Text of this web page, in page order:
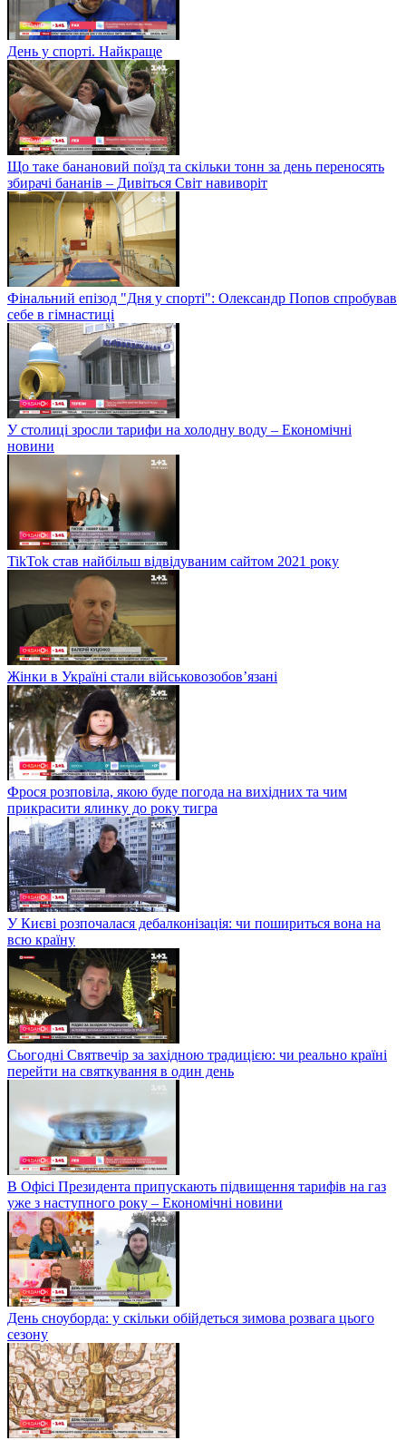
День у спорті. Найкраще
Що таке банановий поїзд та скільки тонн за день переносять
збирачі бананів – Дивіться Світ навиворіт
Фінальний епізод "Дня у спорті": Олександр Попов спробував
себе в гімнастиці
У столиці зросли тарифи на холодну воду – Економічні
новини
TikTok став найбільш відвідуваним сайтом 2021 року
Жінки в Україні стали військовозобов’язані
Фрося розповіла, якою буде погода на вихідних та чим
прикрасити ялинку до року тигра
У Києві розпочалася дебалконізація: чи пошириться вона на
всю країну
Сьогодні Святвечір за західною традицією: чи реально країні
перейти на святкування в один день
В Офісі Президента припускають підвищення тарифів на газ
уже з наступного року – Економічні новини
День сноуборда: у скільки обійдеться зимова розвага цього
сезону